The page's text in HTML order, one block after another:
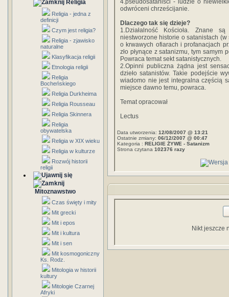
Religia
Religia - jedna z
definicji
Czym jest religia?
Religia - zjawisko
naturalne
Klasyfikacja religii
Etnologia religii
Religia
Bocheńskiego
Religia Durkheima
Religia Rousseau
Religia Skinnera
Religia
obywatelska
Religia w XIX wieku
Religia w kulturze
Rozwój historii
religii
Mitoznawstwo
Czas święty i mity
Mit grecki
Mit i epos
Mit i kultura
Mit i sen
Mit kosmogoniczny
Ks. Rodz.
Mitologia w historii
kultury
Mitologie Czarnej
Afryki
4.pseudosatanisci - ludzie o
odwróceni chrześcijanie.
Dlaczego tak się dzieje?
1.Działalność Kościoła. Znane
niestworzone historie o satanistach
o krwawych ofiarach i profanacjach
zło płynące z satanizmu, tym samym
Powraca temat sekt satanistycznych.
2.Opinni publiczna żądna jest
dzieło satanistów. Takie podejście
wiadomo nie jest integralna częścią
miejsce dawno temu, powraca.
Temat opracował
Lectus
Data utworzenia: 12/08/2007 @ 13:21
Ostatnie zmiany: 06/12/2007 @ 00:47
Kategoria : RELIGIE ŻYWE - Satanizm
Strona czytana 102376 razy
Nikt jeszcze